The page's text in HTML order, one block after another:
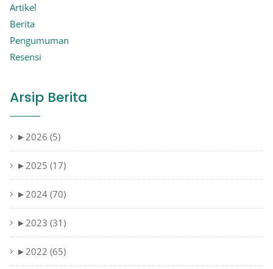
Artikel
Berita
Pengumuman
Resensi
Arsip Berita
► 2026 (5)
► 2025 (17)
► 2024 (70)
► 2023 (31)
► 2022 (65)